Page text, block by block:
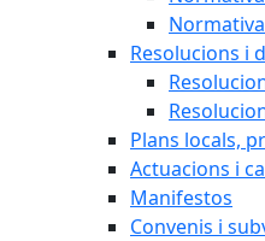
Resolucions i
Plans locals,
Actuacions i
Manifestos
Convenis i